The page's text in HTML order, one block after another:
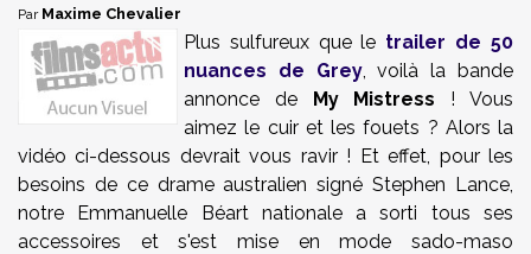
Par Maxime Chevalier
Plus sulfureux que le trailer de 50
nuances de Grey, voilà la bande
annonce deMy Mistress ! Vous
aimez le cuir et les fouets ? Alors la
vidéo ci-dessous devrait vous ravir ! Et effet, pour les
besoins de ce drame australien signé Stephen Lance,
notre Emmanuelle Béart nationale a sorti tous ses
accessoires et s'est mise en mode sado-maso